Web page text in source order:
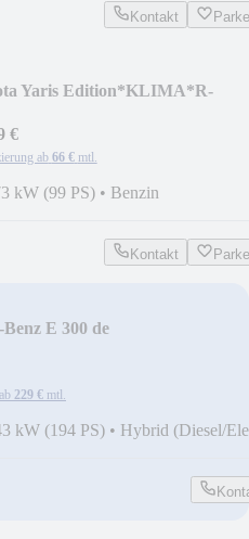
Kontakt
Yaris Edition*KLIMA*R-
€
ab 66 € mtl.
kW (99 PS) • Benzin
Kontakt
E 300 de
229 € mtl.
kW (194 PS) • Hybrid (Diesel/